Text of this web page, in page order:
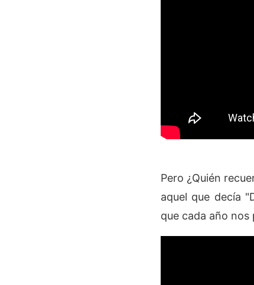
Pero ¿Quién
aquel que decía
que cada año nos